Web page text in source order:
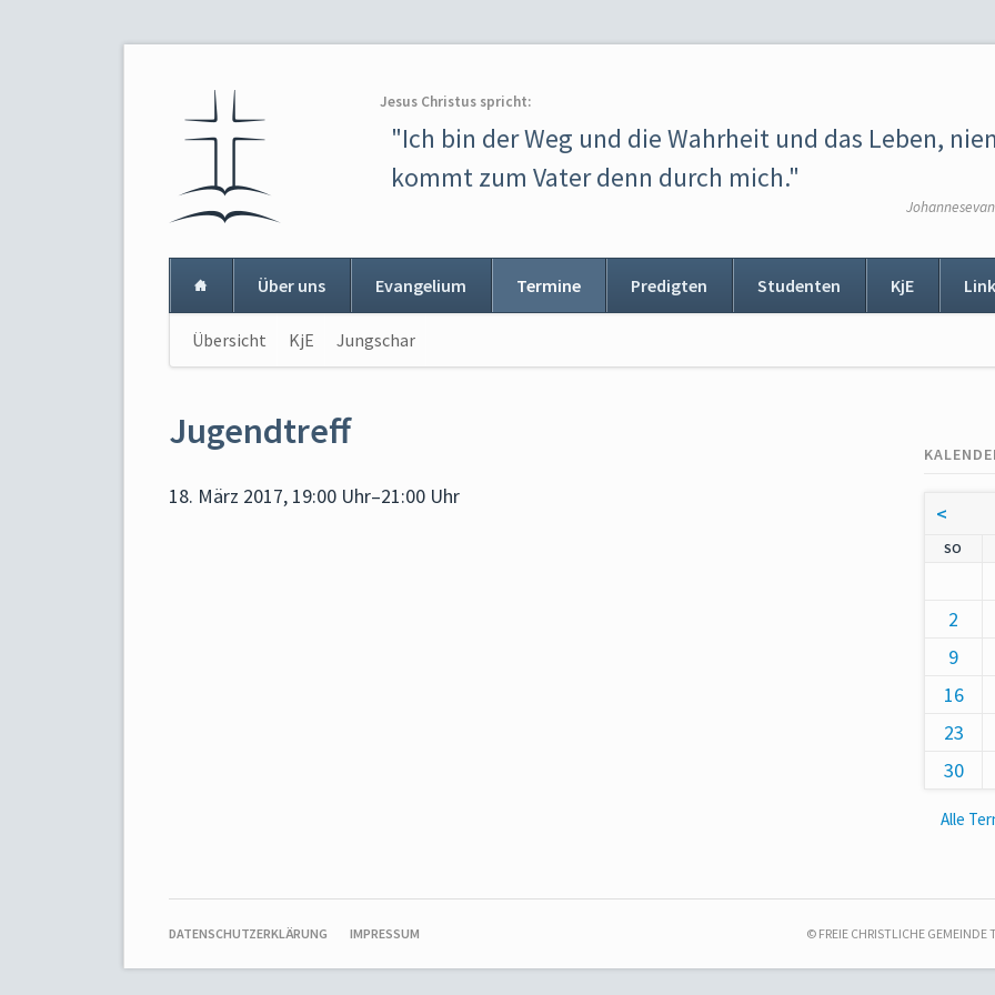
Jesus Christus spricht:
"Ich bin der Weg und die Wahrheit und das Leben,
kommt zum Vater denn durch mich."
Über uns Evangelium Termine Predigten Studenten KjE
Navigation
überspringen
Übersicht KjE Jungschar
Jugendtreff
18. März 2017, 19:00 Uhr–21:00 Uhr
<
SO
2
9
16
23
30
Alle
NAVIGATION
DATENSCHUTZERKLÄRUNG IMPRESSUM © FREIE CHRISTLICHE GEMEINDE